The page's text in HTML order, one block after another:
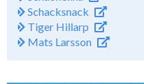
Schacksnack
Tiger Hillarp
Mats Larsson